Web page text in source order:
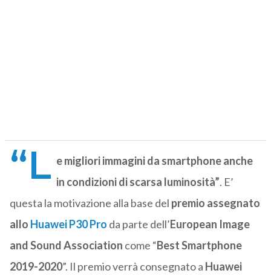
“L e migliori immagini da smartphone anche
in condizioni di scarsa luminosità”. E’
questa la motivazione alla base del premio assegnato
allo Huawei P30 Pro da parte dell’European Image
and Sound Association come “Best Smartphone
2019-2020”. Il premio verrà consegnato a Huawei